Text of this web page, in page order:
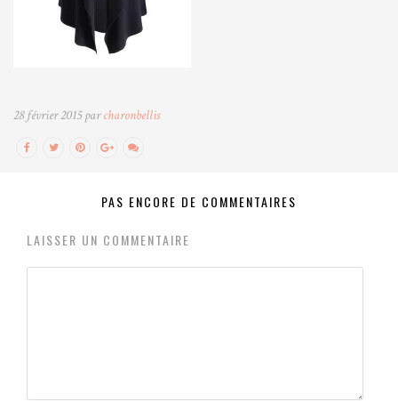
28 février 2015 parcharonbellis
PAS ENCORE DE COMMENTAIRES
LAISSER UN COMMENTAIRE